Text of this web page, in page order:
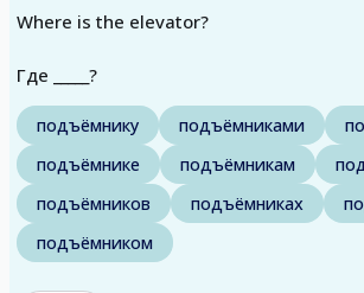
Where is the elevator?
Где _____?
подъёмнику подъёмниками
подъёмнике
подъёмникам
подъёмников
подъёмниках
подъёмником